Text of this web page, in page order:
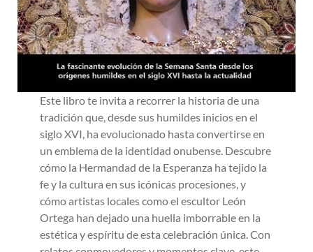
Este libro te invita a recorrer la historia de una
tradición que, desde sus humildes inicios en el
siglo XVI, ha evolucionado hasta convertirse en
un emblema de la identidad onubense. Descubre
cómo la Hermandad de la Esperanza ha tejido la
fe y la cultura en sus icónicas procesiones, y
cómo artistas locales como el escultor León
Ortega han dejado una huella imborrable en la
estética y espíritu de esta celebración única. Con